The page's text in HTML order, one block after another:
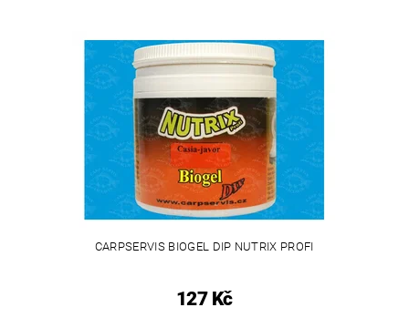
CARPSERVIS BIOGEL DIP NUTRIX PROFI
127 Kč